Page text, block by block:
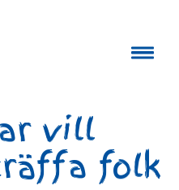
vill
folk